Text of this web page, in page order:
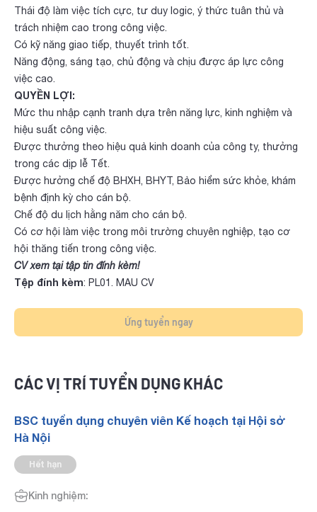
Thái độ làm việc tích cực, tư duy logic, ý thức tuân thủ và
trách nhiệm cao trong công việc.
Có kỹ năng giao tiếp, thuyết trình tốt.
Năng động, sáng tạo, chủ động và chịu được áp lực công
việc cao.
QUYỀN LỢI:
Mức thu nhập cạnh tranh dựa trên năng lực, kinh nghiệm và
hiệu suất công việc.
Được thưởng theo hiệu quả kinh doanh của công ty, thưởng
trong các dịp lễ Tết.
Được hưởng chế độ BHXH, BHYT, Bảo hiểm sức khỏe, khám
bệnh định kỳ cho cán bộ.
Chế độ du lịch hằng năm cho cán bộ.
Có cơ hội làm việc trong môi trường chuyên nghiệp, tạo cơ
hội thăng tiến trong công việc.
CV xem tại tập tin đính kèm!
Tệp đính kèm: PL01. MAU CV
Ứng tuyển ngay
CÁC VỊ TRÍ TUYỂN DỤNG KHÁC
BSC tuyển dụng chuyên viên Kế hoạch tại Hội sở
Hà Nội
Hết hạn
Kinh nghiệm: